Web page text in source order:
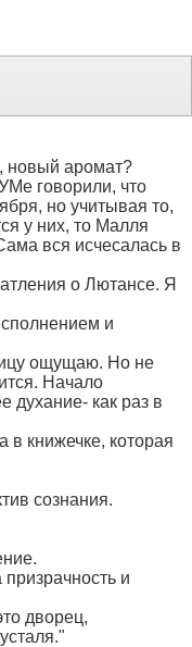
новый аромат?
говорили, что
но учитывая то,
у них, то Малля
вся исчесалась в
о Лютансе. Я
и
ощущаю. Но не
Начало
духание- как раз в
книжечке, которая
сознания.
и
дворец,